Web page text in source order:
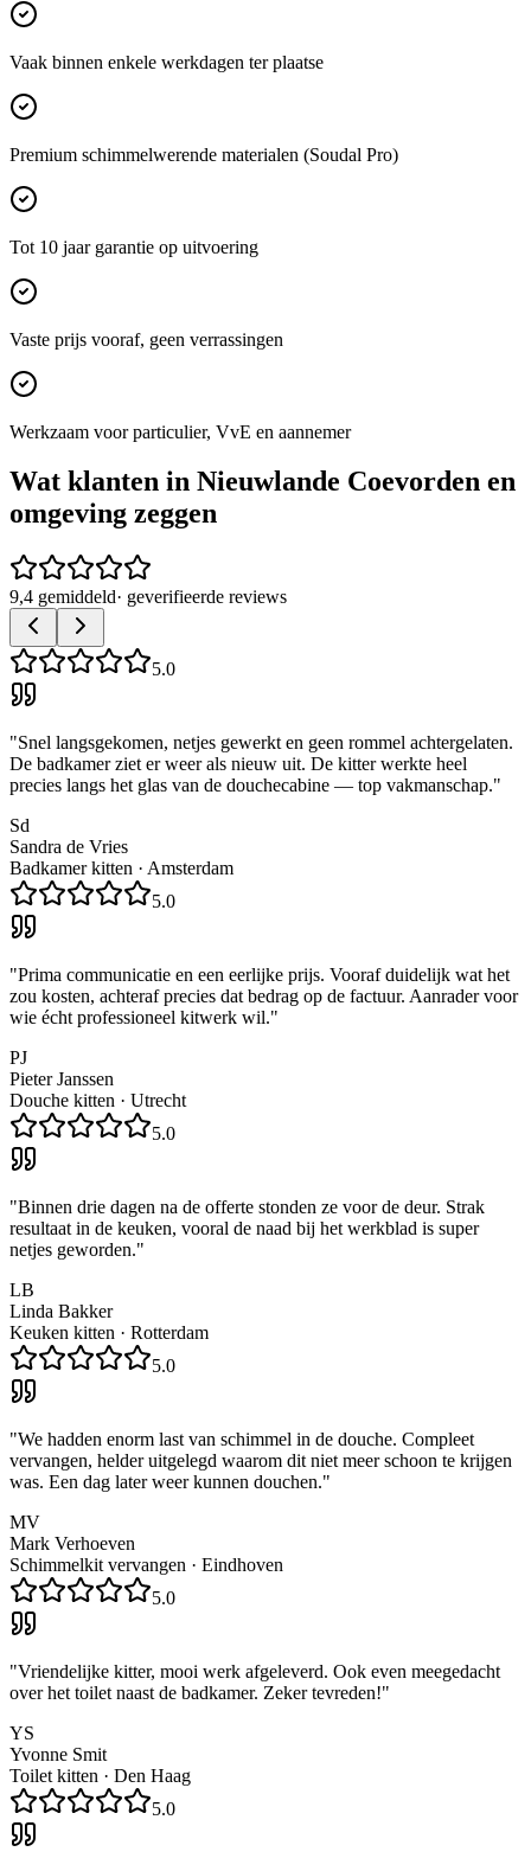
Vaak binnen enkele werkdagen ter plaatse
Premium schimmelwerende materialen (Soudal Pro)
Tot 10 jaar garantie op uitvoering
Vaste prijs vooraf, geen verrassingen
Werkzaam voor particulier, VvE en aannemer
Wat klanten in Nieuwlande Coevorden en
omgeving zeggen
9,4 gemiddeld· geverifieerde reviews
5.0
"Snel langsgekomen, netjes gewerkt en geen rommel achtergelaten.
De badkamer ziet er weer als nieuw uit. De kitter werkte heel
precies langs het glas van de douchecabine — top vakmanschap."
Sd
Sandra de Vries
Badkamer kitten · Amsterdam
5.0
"Prima communicatie en een eerlijke prijs. Vooraf duidelijk wat het
zou kosten, achteraf precies dat bedrag op de factuur. Aanrader voor
wie écht professioneel kitwerk wil."
PJ
Pieter Janssen
Douche kitten · Utrecht
5.0
"Binnen drie dagen na de offerte stonden ze voor de deur. Strak
resultaat in de keuken, vooral de naad bij het werkblad is super
netjes geworden."
LB
Linda Bakker
Keuken kitten · Rotterdam
5.0
"We hadden enorm last van schimmel in de douche. Compleet
vervangen, helder uitgelegd waarom dit niet meer schoon te krijgen
was. Een dag later weer kunnen douchen."
MV
Mark Verhoeven
Schimmelkit vervangen · Eindhoven
5.0
"Vriendelijke kitter, mooi werk afgeleverd. Ook even meegedacht
over het toilet naast de badkamer. Zeker tevreden!"
YS
Yvonne Smit
Toilet kitten · Den Haag
5.0